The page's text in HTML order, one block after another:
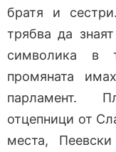
братя и
трябва да
символика в
промяната
парламент.
отцепници от
места,